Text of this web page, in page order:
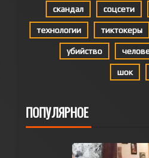
скандал соцсети
технологии тиктокеры
убийство
шок
ПОПУЛЯРНОЕ